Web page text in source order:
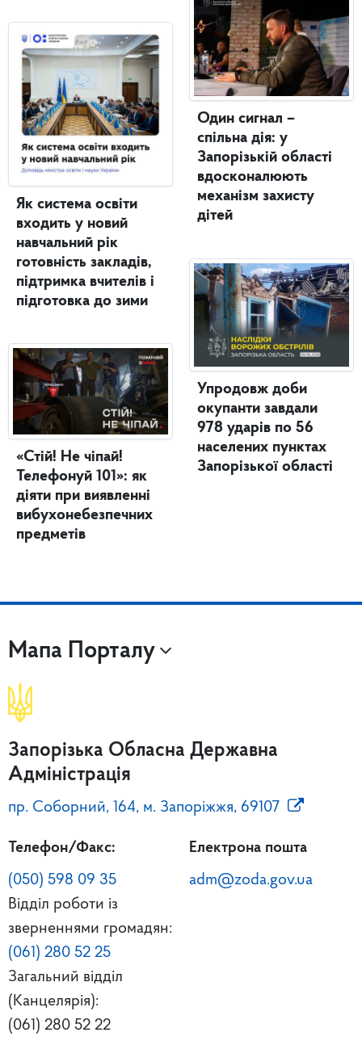
Як система освіти
входить у новий
навчальний рік
готовність закладів,
підтримка вчителів і
підготовка до зими
«Стій! Не чіпай!
Телефонуй 101»: як
діяти при виявленні
вибухонебезпечних
предметів
Один сигнал –
спільна дія: у
Запорізькій області
вдосконалюють
механізм захисту
дітей
Упродовж доби
окупанти завдали
978 ударів по 56
населених пунктах
Запорізької області
Мапа Порталу
Запорізька Обласна Державна
Адміністрація
пр. Соборний, 164, м. Запоріжжя, 69107
Телефон/Факс:
(050) 598 09 35
Відділ роботи із
зверненнями громадян:
(061) 280 52 25
Загальний відділ
(Канцелярія):
(061) 280 52 22
Електрона пошта
adm@zoda.gov.ua